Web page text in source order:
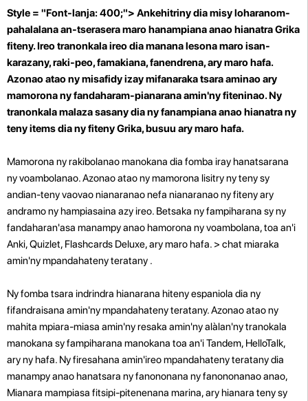
Style = "Font-lanja: 400;"> Ankehitriny dia misy loharanom-
pahalalana an-tserasera maro hanampiana anao hianatra Grika
fiteny. Ireo tranonkala ireo dia manana lesona maro isan-
karazany, raki-peo, famakiana, fanendrena, ary maro hafa.
Azonao atao ny misafidy izay mifanaraka tsara aminao ary
mamorona ny fandaharam-pianarana amin'ny fiteninao. Ny
tranonkala malaza sasany dia ny fanampiana anao hianatra ny
teny items dia ny fiteny Grika, busuu ary maro hafa.
Mamorona ny rakibolanao manokana dia fomba iray hanatsarana
ny voambolanao. Azonao atao ny mamorona lisitry ny teny sy
andian-teny vaovao nianaranao nefa nianaranao ny fiteny ary
andramo ny hampiasaina azy ireo. Betsaka ny fampiharana sy ny
fandaharan'asa manampy anao hamorona ny voambolana, toa an'i
Anki, Quizlet, Flashcards Deluxe, ary maro hafa. > chat miaraka
amin'ny mpandahateny teratany .
Ny fomba tsara indrindra hianarana hiteny espaniola dia ny
fifandraisana amin'ny mpandahateny teratany. Azonao atao ny
mahita mpiara-miasa amin'ny resaka amin'ny alàlan'ny tranokala
manokana sy fampiharana manokana toa an'i Tandem, HelloTalk,
ary ny hafa. Ny firesahana amin'ireo mpandahateny teratany dia
manampy anao hanatsara ny fanononana ny fanononanao anao,
Mianara mampiasa fitsipi-pitenenana marina, ary hianara teny sy